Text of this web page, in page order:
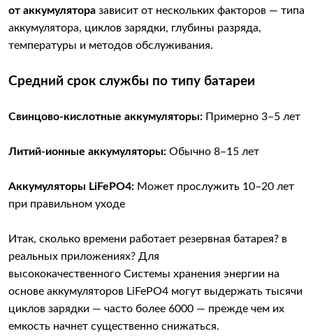
от аккумулятора зависит от нескольких факторов — типа
аккумулятора, циклов зарядки, глубины разряда,
температуры и методов обслуживания.
Средний срок службы по типу батареи
Свинцово-кислотные аккумуляторы: Примерно 3–5 лет
Литий-ионные аккумуляторы: Обычно 8–15 лет
Аккумуляторы LiFePO4: Может прослужить 10–20 лет
при правильном уходе
Итак, сколько времени работает резервная батарея? в
реальных приложениях? Для
высококачественного Системы хранения энергии на
основе аккумуляторов LiFePO4 могут выдержать тысячи
циклов зарядки — часто более 6000 — прежде чем их
емкость начнет существенно снижаться.